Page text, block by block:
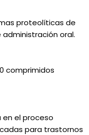
proteolíticas de
oral.
comprimidos
el proceso
para trastornos